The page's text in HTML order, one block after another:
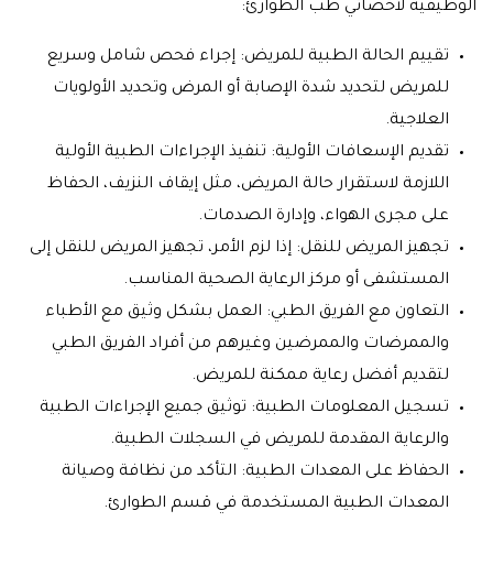
الوظيفية لأخصائي طب الطوارئ:
تقييم الحالة الطبية للمريض: إجراء فحص شامل وسريع
للمريض لتحديد شدة الإصابة أو المرض وتحديد الأولويات
العلاجية.
تقديم الإسعافات الأولية: تنفيذ الإجراءات الطبية الأولية
اللازمة لاستقرار حالة المريض، مثل إيقاف النزيف، الحفاظ
على مجرى الهواء، وإدارة الصدمات.
تجهيز المريض للنقل: إذا لزم الأمر، تجهيز المريض للنقل إلى
المستشفى أو مركز الرعاية الصحية المناسب.
التعاون مع الفريق الطبي: العمل بشكل وثيق مع الأطباء
والممرضات والممرضين وغيرهم من أفراد الفريق الطبي
لتقديم أفضل رعاية ممكنة للمريض.
تسجيل المعلومات الطبية: توثيق جميع الإجراءات الطبية
والرعاية المقدمة للمريض في السجلات الطبية.
الحفاظ على المعدات الطبية: التأكد من نظافة وصيانة
المعدات الطبية المستخدمة في قسم الطوارئ.